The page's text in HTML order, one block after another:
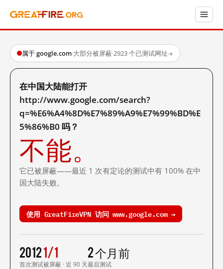
属于 google.com·大部分被屏蔽·2923 个已测试网址→
在中国大陆能打开
http://www.google.com/search?
q=%E6%A4%8D%E7%89%A9%E7%99%BD%E
5%86%B0 吗？
不能。
它已被屏蔽——最近 1 次有定论的测试中有 100% 在中
国大陆失败。
使用 GreatFireVPN 访问 www.google.com →
2012
首次测试
1/1
被屏蔽 · 近 90 天
2 个月前
最后测试